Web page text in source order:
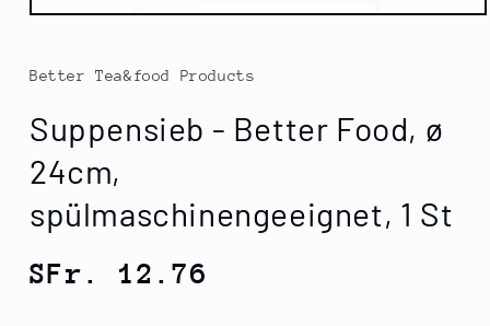
Medien
Modal
öffnen
Better Tea&food Products
Suppensieb - Better Food, ø
24cm,
spülmaschinengeeignet, 1 St
Normaler
SFr. 12.76